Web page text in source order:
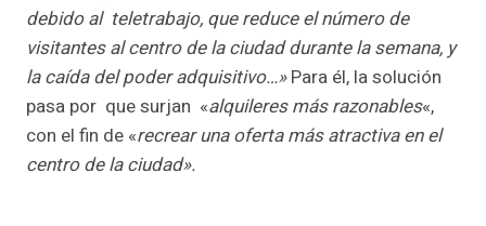
debido al teletrabajo, que reduce el número de
visitantes al centro de la ciudad durante la semana, y
la caída del poder adquisitivo…»Para él, la solución
pasa por que surjan «alquileres más razonables«,
con el fin de «recrear una oferta más atractiva en el
centro de la ciudad».